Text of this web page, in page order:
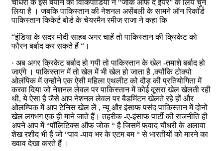
चौधरी के इस बयान को विकिपीडिया ने “जोक ऑफ द ईयर” के लिये चुन
लिया है । जबकि पाकिस्तान की नेशनल असेंबली के सामने ऑन रिकॉर्ड
पाकिस्तान किकेर्ट बोर्ड के चेयरमैन रमीज राजा ने कहा कि
“इंडिया के सदर मोदी साहब अगर चाहें तो पाकिस्तान की क्रिकेट को
फौरन बर्बाद कर सकते हैं “।
· अब अगर क्रिकेट बर्बाद हो गयी तो पाकिस्तान के खेल -तमाशे बर्बाद हो
जाएंगे । पाकिस्तान में तो खेल में भी खेल हो जाता है ,क्योंकि टोक्यो
ओलंपिक में उन्होंने एक ऐसी महिला एथलीट को दौड़ की प्रतियोगिता में
करवा दिया जो नेशनल लेवल पर पाकिस्तान में कोई दूसरा खेल खेलती रही
थी, ये ऐसा है जैसे आप नेशनल लेवल पर बैडमिंटन खेलते रहे हों और
ओलम्पिक में आप टेनिस खेल लें , न्यू और इंसाफ पसंद पाकिस्तान में दोनों
खेल लगभग एक ही माने जाते हैं। तहरीक -ए-इंसाफ पार्टी की राजनीति ही
अपने आप में “पॉलिटिक्स ऑफ जोक “ है जिसमें फवाद चौधरी के अलावा
शेख रशीद भी हैं जो “पाव -पाव भर के एटम बम “ से भारतीयों को मारने का
ख्वाव देखा करते हैं ।